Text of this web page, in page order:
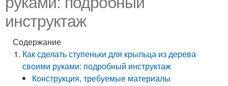
инструктаж
Содержание
Как сделать ступеньки для крыльца из дерева
своими руками: подробный инструктаж
Конструкция, требуемые материалы